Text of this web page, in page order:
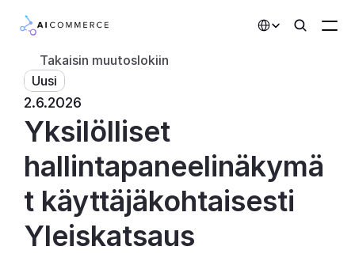
Kumppanit
Hinnoittelu
Kehittäjille
Takaisin muutoslokiin
Uusi
2.6.2026
Yksilölliset
hallintapaneelinäkymä
t käyttäjäkohtaisesti
Yleiskatsaus